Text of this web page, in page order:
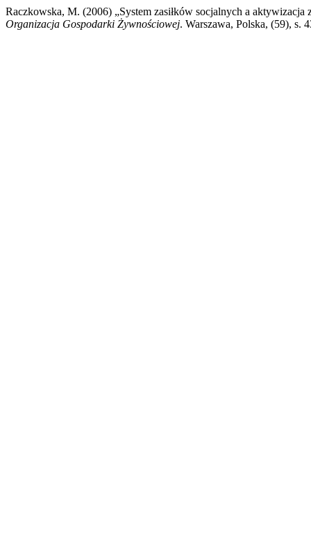
Raczkowska, M. (2006) „System zasiłków socjalnych a
Organizacja Gospodarki Żywnościowej. Warszawa, Polska, (59), s.